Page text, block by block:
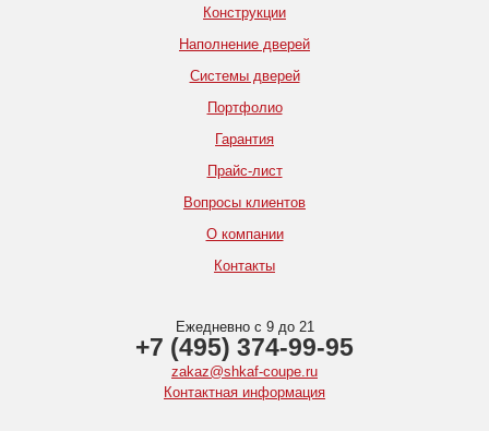
Конструкции
Наполнение дверей
Системы дверей
Портфолио
Гарантия
Прайс-лист
Вопросы клиентов
О компании
Контакты
Ежедневно с 9 до 21
+7 (495) 374-99-95
zakaz@shkaf-coupe.ru
Контактная информация